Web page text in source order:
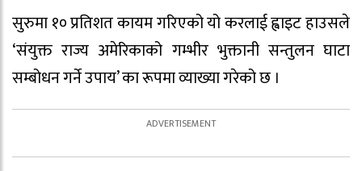
सुरुमा १० प्रतिशत कायम गरिएको यो करलाई ह्वाइट हाउसले
‘संयुक्त राज्य अमेरिकाको गम्भीर भुक्तानी सन्तुलन घाटा
सम्बोधन गर्ने उपाय’ का रूपमा व्याख्या गरेको छ ।